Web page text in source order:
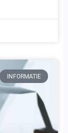
INFORMATIE